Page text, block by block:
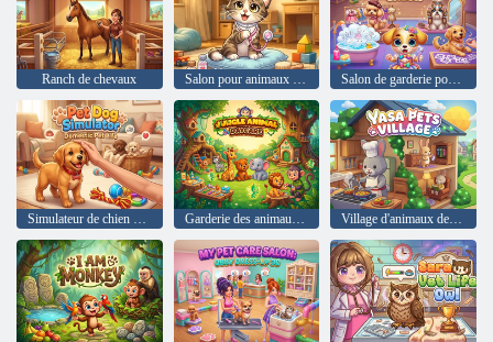
Ranch de chevaux Salon pour animaux de compagnie : Docteur mignon Salon de garderie pour chiots mignons
Simulateur de chien de compagnie Garderie des animaux de la jungle Village d'animaux de Yasa